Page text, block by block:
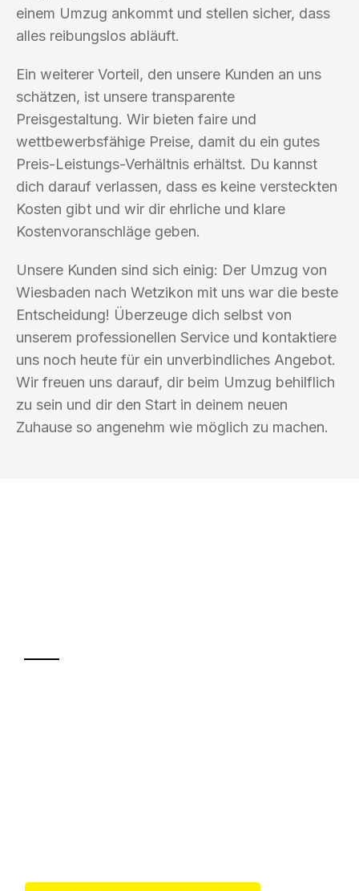
einem Umzug ankommt und stellen sicher, dass
alles reibungslos abläuft.
Ein weiterer Vorteil, den unsere Kunden an uns
schätzen, ist unsere transparente
Preisgestaltung. Wir bieten faire und
wettbewerbsfähige Preise, damit du ein gutes
Preis-Leistungs-Verhältnis erhältst. Du kannst
dich darauf verlassen, dass es keine versteckten
Kosten gibt und wir dir ehrliche und klare
Kostenvoranschläge geben.
Unsere Kunden sind sich einig: Der Umzug von
Wiesbaden nach Wetzikon mit uns war die beste
Entscheidung! Überzeuge dich selbst von
unserem professionellen Service und kontaktiere
uns noch heute für ein unverbindliches Angebot.
Wir freuen uns darauf, dir beim Umzug behilflich
zu sein und dir den Start in deinem neuen
Zuhause so angenehm wie möglich zu machen.